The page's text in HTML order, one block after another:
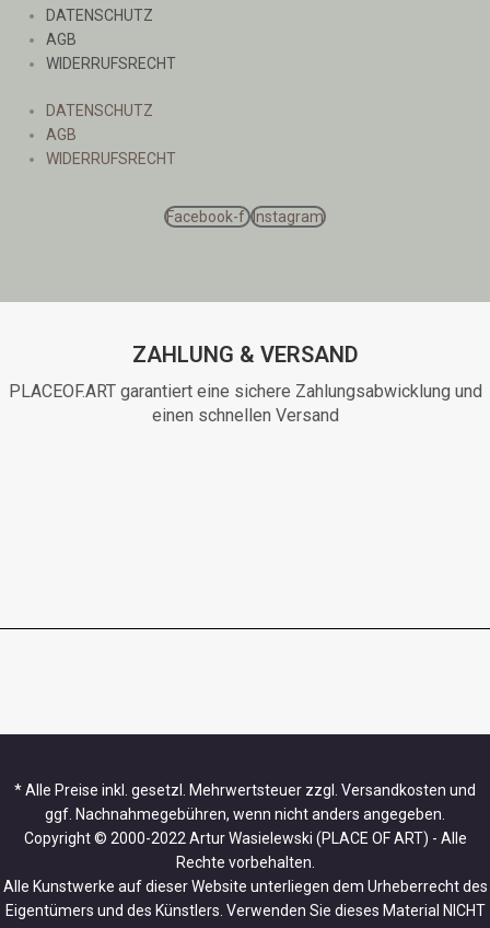
DATENSCHUTZ
AGB
WIDERRUFSRECHT
DATENSCHUTZ
AGB
WIDERRUFSRECHT
Facebook-f Instagram
ZAHLUNG & VERSAND
PLACEOF.ART garantiert eine sichere Zahlungsabwicklung und
einen schnellen Versand
* Alle Preise inkl. gesetzl. Mehrwertsteuer zzgl. Versandkosten und
ggf. Nachnahmegebühren, wenn nicht anders angegeben.
Copyright © 2000-2022 Artur Wasielewski (PLACE OF ART) - Alle
Rechte vorbehalten.
Alle Kunstwerke auf dieser Website unterliegen dem Urheberrecht des
Eigentümers und des Künstlers. Verwenden Sie dieses Material NICHT